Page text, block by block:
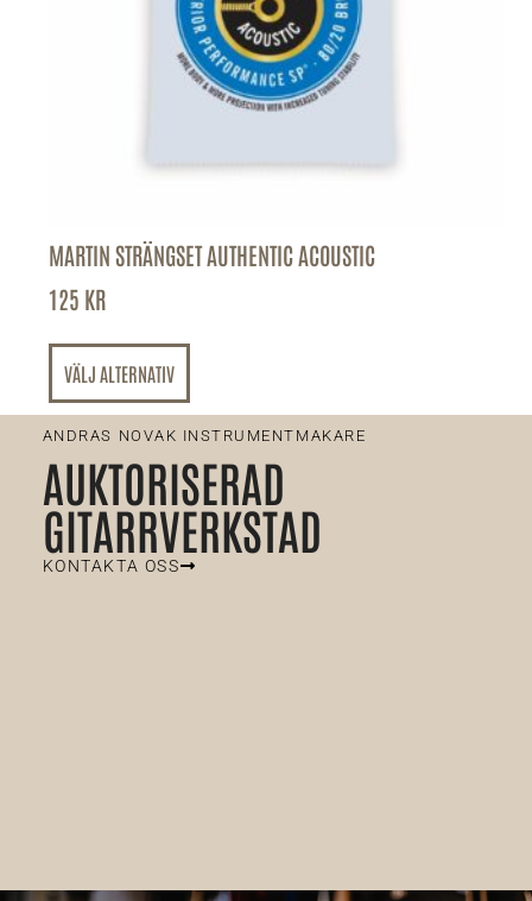
MARTIN STRÄNGSET AUTHENTIC ACOUSTIC
125 KR
VÄLJ ALTERNATIV
ANDRAS NOVAK INSTRUMENTMAKARE
AUKTORISERAD
GITARRVERKSTAD
KONTAKTA OSS